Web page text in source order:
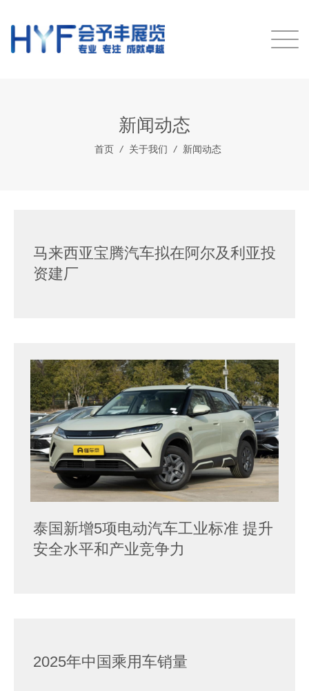
新闻动态
首页 / 关于我们 / 新闻动态
马来西亚宝腾汽车拟在阿尔及利亚投
资建厂
泰国新增5项电动汽车工业标准 提升
安全水平和产业竞争力
2025年中国乘用车销量